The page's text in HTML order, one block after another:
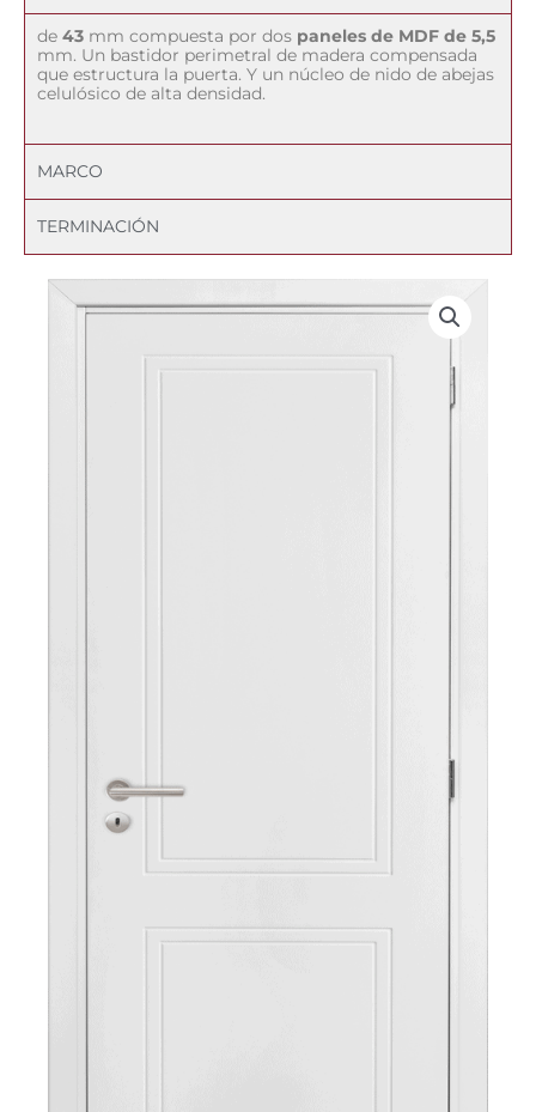
de 43 mm compuesta por dos paneles de MDF de 5,5
mm. Un bastidor perimetral de madera compensada
que estructura la puerta. Y un núcleo de nido de abejas
celulósico de alta densidad.
MARCO
TERMINACIÓN